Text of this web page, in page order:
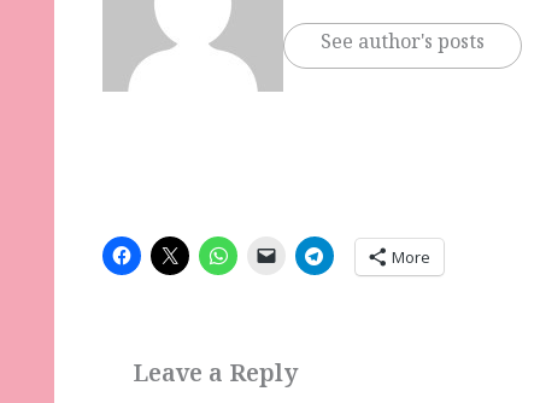
See author's posts
More
Leave a Reply